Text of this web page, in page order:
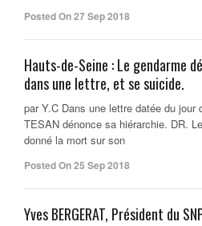
Posted On 27 Sep 2018
Hauts-de-Seine : Le gendarme
dans une lettre, et se suicide.
par Y.C Dans une lettre datée du
TESAN dénonce sa hiérarchie. DR.
donné la mort sur son
Posted On 25 Sep 2018
Yves BERGERAT, Président du